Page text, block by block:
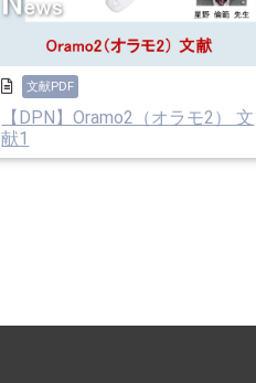
文献PDF
【DPN】Oramo2（オラモ2） 文
献1